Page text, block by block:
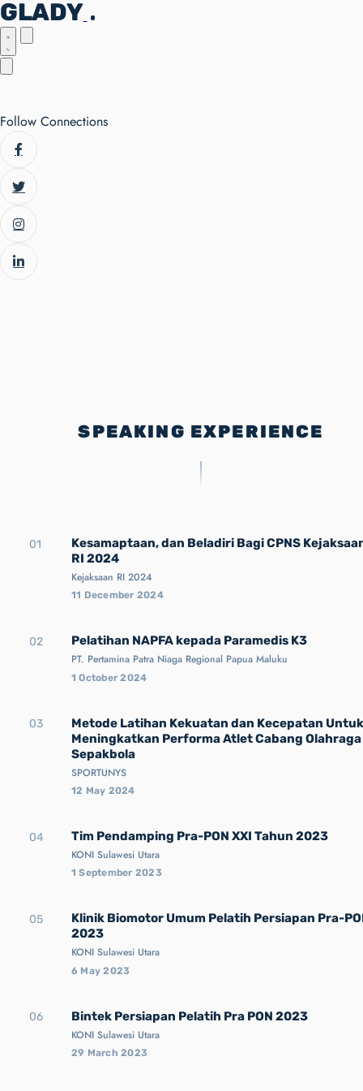
GLADY
Follow Connections
SPEAKING EXPERIENCE
01
Kesamaptaan, dan Beladiri Bagi CPNS
RI 2024
Kejaksaan RI 2024
11 December 2024
02
Pelatihan NAPFA kepada Paramedis K3
PT. Pertamina Patra Niaga Regional Papua Maluku
1 October 2024
03
Metode Latihan Kekuatan dan Kecepatan Untuk
Meningkatkan Performa Atlet Cabang Olahraga
Sepakbola
SPORTUNYS
12 May 2024
04
Tim Pendamping Pra-PON XXI Tahun 2023
KONI Sulawesi Utara
1 September 2023
05
Klinik Biomotor Umum Pelatih Persiapan Pra-
2023
KONI Sulawesi Utara
6 May 2023
06
Bintek Persiapan Pelatih Pra PON 2023
KONI Sulawesi Utara
29 March 2023